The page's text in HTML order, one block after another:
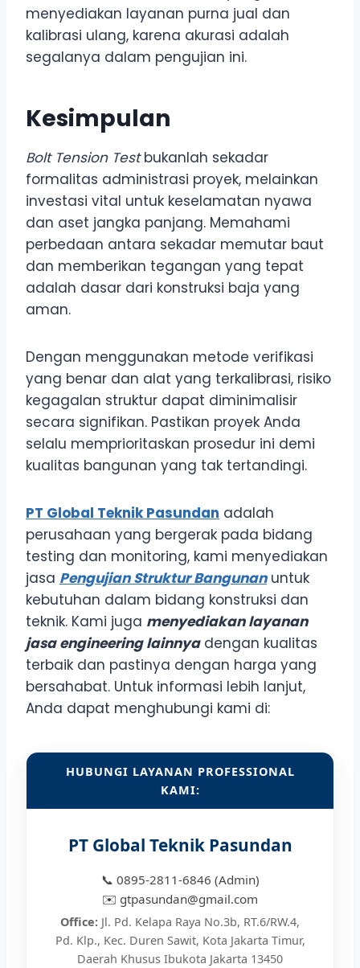
menyediakan layanan purna jual dan
kalibrasi ulang, karena akurasi adalah
segalanya dalam pengujian ini.
Kesimpulan
Bolt Tension Testbukanlah sekadar
formalitas administrasi proyek, melainkan
investasi vital untuk keselamatan nyawa
dan aset jangka panjang. Memahami
perbedaan antara sekadar memutar baut
dan memberikan tegangan yang tepat
adalah dasar dari konstruksi baja yang
aman.
Dengan menggunakan metode verifikasi
yang benar dan alat yang terkalibrasi, risiko
kegagalan struktur dapat diminimalisir
secara signifikan. Pastikan proyek Anda
selalu memprioritaskan prosedur ini demi
kualitas bangunan yang tak tertandingi.
PT Global Teknik Pasundan adalah
perusahaan yang bergerak pada bidang
testing dan monitoring, kami menyediakan
jasa Pengujian Struktur Bangunanuntuk
kebutuhan dalam bidang konstruksi dan
teknik. Kami juga menyediakan layanan
jasa engineering lainnyadengan kualitas
terbaik dan pastinya dengan harga yang
bersahabat. Untuk informasi lebih lanjut,
Anda dapat menghubungi kami di:
HUBUNGI LAYANAN PROFESSIONAL
KAMI:
PT Global Teknik Pasundan
📞 0895-2811-6846 (Admin)
✉️ gtpasundan@gmail.com
Office: Jl. Pd. Kelapa Raya No.3b, RT.6/RW.4,
Pd. Klp., Kec. Duren Sawit, Kota Jakarta Timur,
Daerah Khusus Ibukota Jakarta 13450